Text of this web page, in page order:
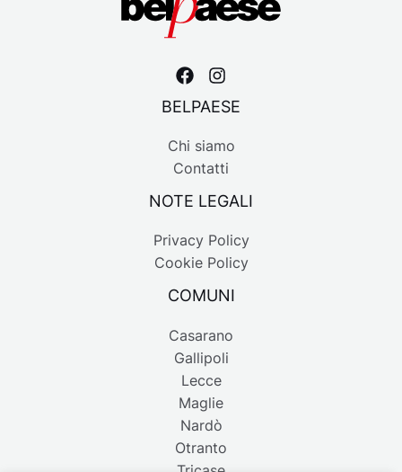
BELPAESE
Chi siamo
Contatti
NOTE LEGALI
Privacy Policy
Cookie Policy
COMUNI
Casarano
Gallipoli
Lecce
Maglie
Nardò
Otranto